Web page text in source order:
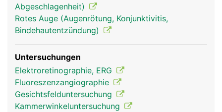
Abgeschlagenheit)
Rotes Auge (Augenrötung, Konjunktivitis,
Bindehautentzündung)
Untersuchungen
Elektroretinographie, ERG
Fluoreszenzangiographie
Gesichtsfelduntersuchung
Kammerwinkeluntersuchung